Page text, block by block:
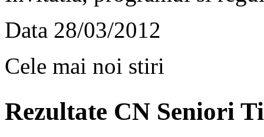
Data 28/03/2012
Cele mai noi stiri
Rezultate CN Seniori